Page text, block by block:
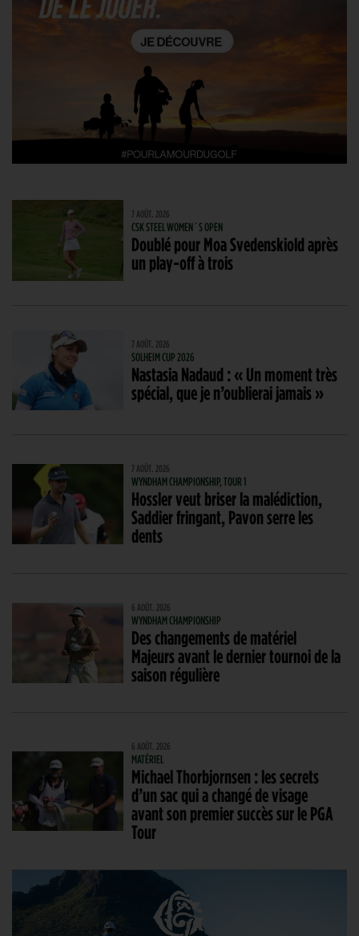
7 AOÛT. 2026
CSK STEEL WOMEN´S OPEN
Doublé pour Moa Svedenskiold après
un play-off à trois
7 AOÛT. 2026
SOLHEIM CUP 2026
Nastasia Nadaud : « Un moment très
spécial, que je n’oublierai jamais »
7 AOÛT. 2026
WYNDHAM CHAMPIONSHIP, TOUR 1
Hossler veut briser la malédiction,
Saddier fringant, Pavon serre les
dents
6 AOÛT. 2026
WYNDHAM CHAMPIONSHIP
Des changements de matériel
Majeurs avant le dernier tournoi de la
saison régulière
6 AOÛT. 2026
MATÉRIEL
Michael Thorbjornsen : les secrets
d’un sac qui a changé de visage
avant son premier succès sur le PGA
Tour